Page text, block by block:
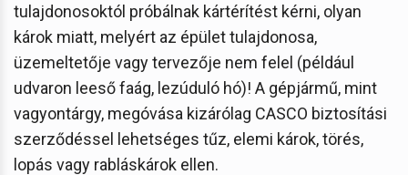
tulajdonosoktól próbálnak kártérítést kérni, olyan
károk miatt, melyért az épület tulajdonosa,
üzemeltetője vagy tervezője nem felel (például
udvaron leeső faág, lezúduló hó)! A gépjármű, mint
vagyontárgy, megóvása kizárólag CASCO biztosítási
szerződéssel lehetséges tűz, elemi károk, törés,
lopás vagy rabláskárok ellen.